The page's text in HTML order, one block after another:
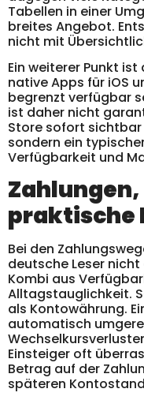
Tabellen in einer
breites Angebot.
nicht mit
Ein weiterer Punkt
native Apps für iOS
begrenzt verfügbar
ist daher nicht
Store sofort sichtbar
sondern ein
Verfügbarkeit und
praktische
Bei den
deutsche Leser
Kombi aus
Alltagstauglichkeit.
als Kontowährung.
automatisch
Einsteiger oft
Betrag auf der
späteren